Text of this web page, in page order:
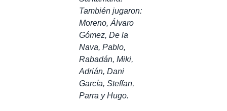
También jugaron:
Moreno, Álvaro
Gómez, De la
Nava, Pablo,
Rabadán, Miki,
Adrián, Dani
García, Steffan,
Parra y Hugo.